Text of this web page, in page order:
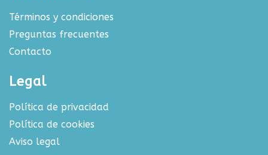
Términos y condiciones
Preguntas frecuentes
Contacto
Legal
Política de privacidad
Política de cookies
Aviso legal